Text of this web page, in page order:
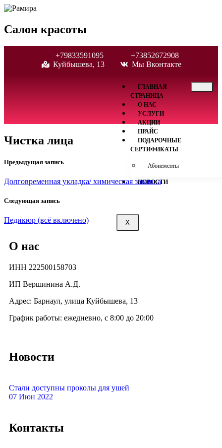
Салон красоты
+79833591095
+73852672908
Куйбышева, 13
Мы Вконтакте
ГЛАВНАЯ
СТРАНИЦА
О НАС
УСЛУГИ
АКЦИИ
ПРАЙС
ПОДАРОЧНЫЕ
СЕРТИФИКАТЫ
Абонементы
НОВОСТИ
X
Чистка лица
Предыдущая запись
Долговременная укладка/ химическая завивка
Следующая запись
Педикюр (всё включено)
О нас
ИНН 222500158703
ИП Вершинина А.Д.
Адрес: Барнаул, улица Куйбышева, 13
График работы: ежедневно, с 8:00 до 20:00
Новости
Стали доступны проколы для ушей
07 Июн 2022
Контакты